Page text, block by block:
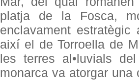
platja de la Fosca,
enclavament
així el de Torroella de
les terres al•luvials
monarca va atorgar